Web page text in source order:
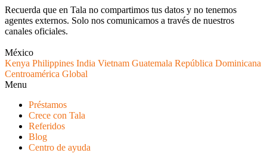
Recuerda que en Tala no compartimos tus datos y no tenemos
agentes externos. Solo nos comunicamos a través de nuestros
canales oficiales.
to
content
México
Kenya Philippines India Vietnam Guatemala República Dominicana
Centroamérica Global
Menu
Préstamos
Crece con Tala
Referidos
Blog
Centro de ayuda